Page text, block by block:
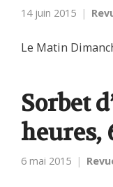
14 juin 2015
Le Matin
Sorbet
heures,
6 mai 2015